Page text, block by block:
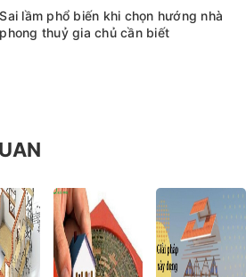
Sai lầm phổ biến khi chọn hướng nhà
phong thuỷ gia chủ cần biết